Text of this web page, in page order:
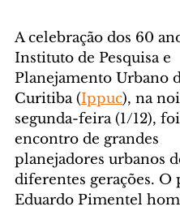
A celebração dos 60
Instituto de Pesquisa e
Planejamento Urbano
Curitiba (Ippuc), na
segunda-feira (1/12),
encontro de grandes
planejadores urbanos
diferentes gerações. O
Eduardo Pimentel